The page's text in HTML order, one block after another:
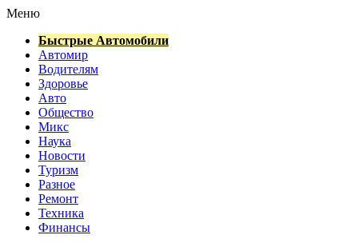
Меню
Быстрые Автомобили
Автомир
Водителям
Здоровье
Авто
Общество
Микс
Наука
Новости
Туризм
Разное
Ремонт
Техника
Финансы